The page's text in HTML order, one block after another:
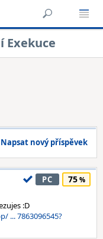
Exekuce
Napsat nový příspěvek
PC 75
:D
... 7863096545?